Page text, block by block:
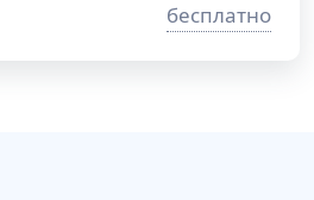
бесплатно